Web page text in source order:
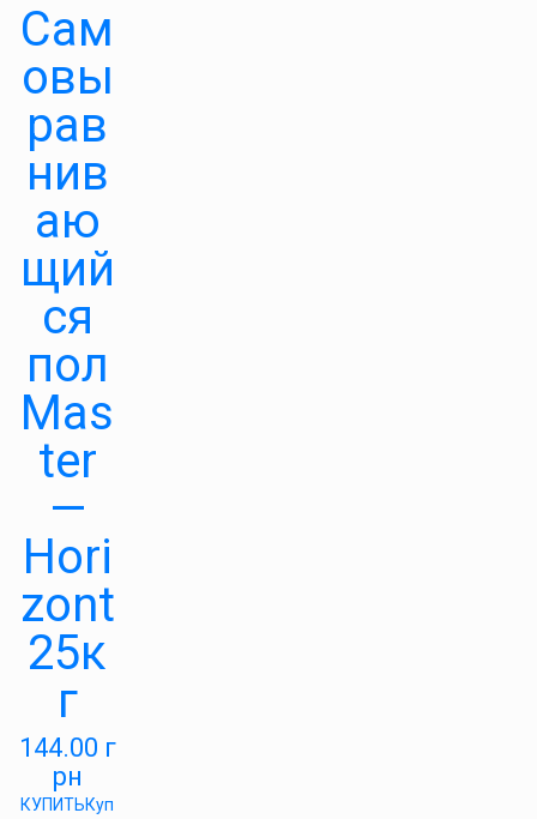
Сам
овы
рав
нив
аю
щий
ся
пол
Mas
ter
—
Hori
zont
25к
г
144.00 г
рн
КУПИТЬКуп